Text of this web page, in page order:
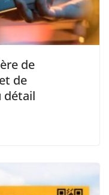
de
de
détail